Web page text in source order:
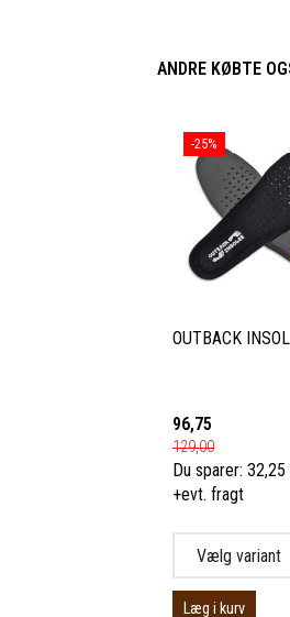
ANDRE KØBTE
-25%
OUTBACK
96,75
129,00
Du sparer: 32,25
+evt. fragt
Læg i kurv